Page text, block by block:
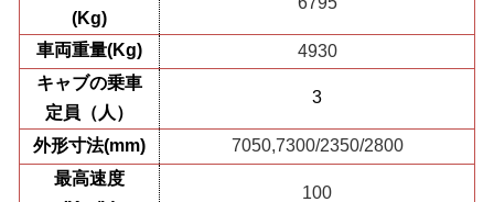
(Kg)
車両重量(Kg)
4930
キャブの乗車
定員（人）
3
外形寸法(mm)
7050,7300/2350/2800
最高速度
100